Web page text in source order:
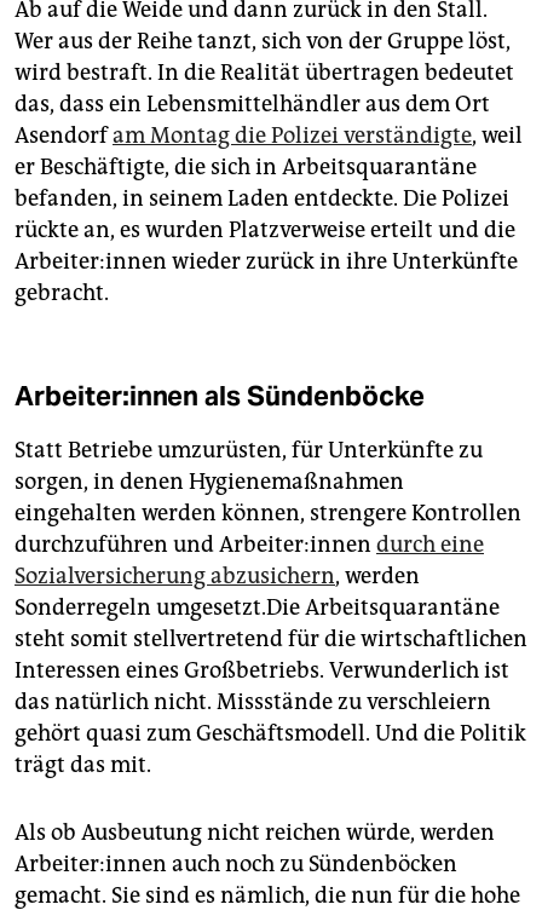
Ab auf die Weide und dann zurück in den Stall.
Wer aus der Reihe tanzt, sich von der Gruppe löst,
wird bestraft. In die Realität übertragen bedeutet
das, dass ein Lebensmittelhändler aus dem Ort
Asendorfam Montag die Polizei verständigte, weil
er Beschäftigte, die sich in Arbeitsquarantäne
befanden, in seinem Laden entdeckte. Die Polizei
rückte an, es wurden Platzverweise erteilt und die
Ar­bei­te­r:in­nen wieder zurück in ihre Unterkünfte
gebracht.
Ar­bei­te­r:in­nen als Sündenböcke
Statt Betriebe umzurüsten, für Unterkünfte zu
sorgen, in denen Hygienemaßnahmen
eingehalten werden können, strengere Kontrollen
durchzuführen und Ar­bei­te­r:in­nen durch eine
Sozialversicherung abzusichern, werden
Sonderregeln umgesetzt.Die Arbeitsquarantäne
steht somit stellvertretend für die wirtschaftlichen
Interessen eines Großbetriebs. Verwunderlich ist
das natürlich nicht. Missstände zu verschleiern
gehört quasi zum Geschäftsmodell. Und die Politik
trägt das mit.
Als ob Ausbeutung nicht reichen würde, werden
Ar­bei­te­r:in­nen auch noch zu Sündenböcken
gemacht. Sie sind es nämlich, die nun für die hohe